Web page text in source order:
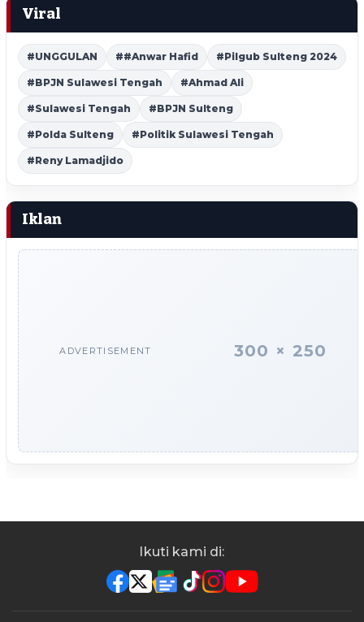
Viral
#UNGGULAN ##Anwar Hafid #Pilgub Sulteng 2024
#BPJN Sulawesi Tengah #Ahmad Ali
#Sulawesi Tengah #BPJN Sulteng
#Polda Sulteng #Politik Sulawesi Tengah
#Reny Lamadjido
Iklan
ADVERTISEMENT 300 × 250
Ikuti kami di: